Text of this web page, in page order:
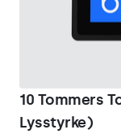
10 Tommers
Lysstyrke)